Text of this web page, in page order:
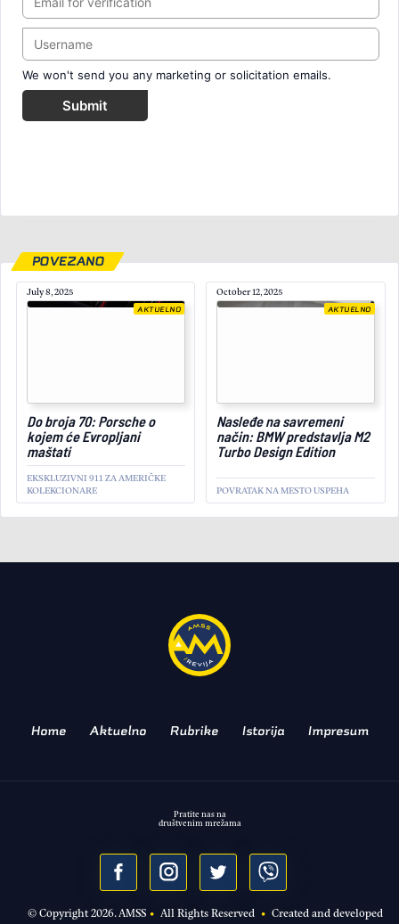
We won't send you any marketing or solicitation emails.
Submit
POVEZANO
July 8, 2025
Do broja 70: Porsche o
kojem će Evropljani
maštati
EKSKLUZIVNI 911 ZA AMERIČKE
KOLEKCIONARE
AKTUELNO
October 12, 2025
Nasleđe na savremeni
način: BMW predstavlja M2
Turbo Design Edition
POVRATAK NA MESTO USPEHA
AKTUELNO
February 13, 2025
autonomija
Home Aktuelno Rubrike Istorija Impresum
© Copyright2026. AMSS• All Rights Reserved • Created and developed
Pratite nas na
društvenim mrežama